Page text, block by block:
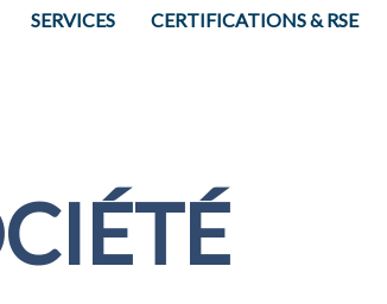
SERVICES CERTIFICATIONS & RSE